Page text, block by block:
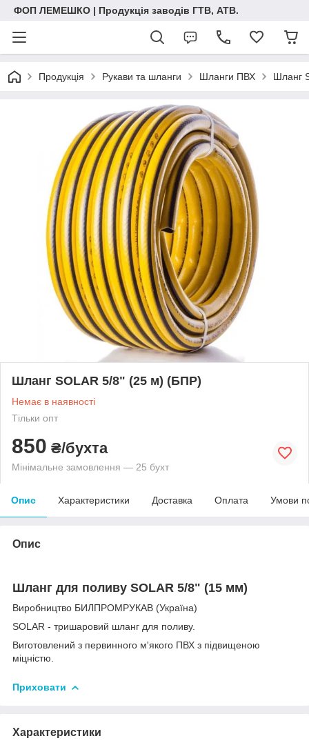
ФОП ЛЕМЕШКО | Продукція заводів ГТВ, АТВ.
Продукція Рукави та шланги Шланги ПВХ Шланг
Шланг SOLAR 5/8" (25 м) (БПР)
Немає в наявності
Тільки опт
850 ₴/бухта
Мінімальне замовлення — 25 бухт
Опис Характеристики Доставка Оплата Умови
Опис
Шланг для поливу SOLAR 5/8" (15 мм)
Виробництво БИЛПРОМРУКАВ (Україна)
SOLAR - тришаровий шланг для поливу.
Виготовлений з первинного м'якого ПВХ з підвищеною
міцністю.
Приховати
Характеристики